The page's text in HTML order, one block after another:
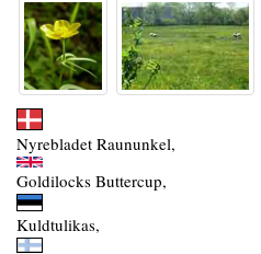
Nyrebladet Raununkel,
Goldilocks Buttercup,
Kuldtulikas,